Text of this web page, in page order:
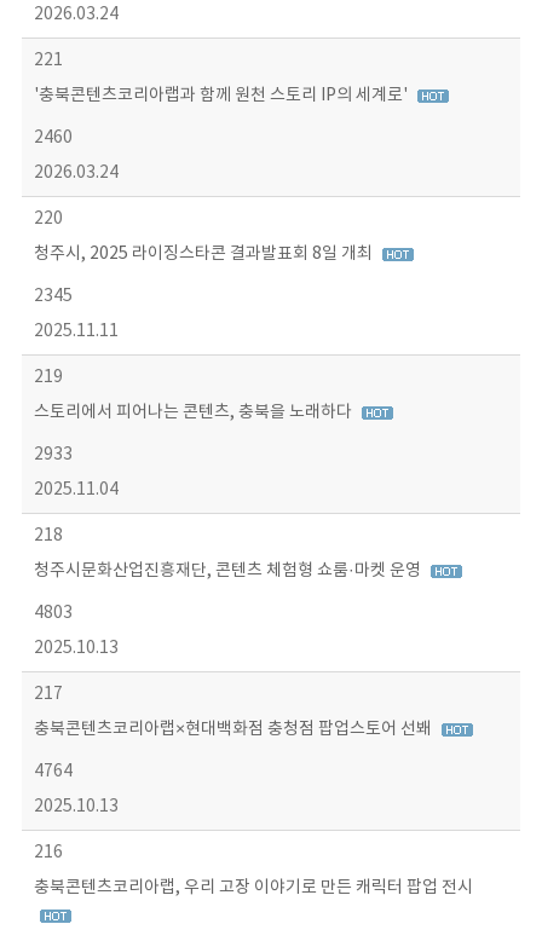
2026.03.24
221
'충북콘텐츠코리아랩과 함께 원천 스토리 IP의 세계로'
2460
2026.03.24
220
청주시, 2025 라이징스타콘 결과발표회 8일 개최
2345
2025.11.11
219
스토리에서 피어나는 콘텐츠, 충북을 노래하다
2933
2025.11.04
218
청주시문화산업진흥재단, 콘텐츠 체험형 쇼룸·마켓 운영
4803
2025.10.13
217
충북콘텐츠코리아랩×현대백화점 충청점 팝업스토어 선봬
4764
2025.10.13
216
충북콘텐츠코리아랩, 우리 고장 이야기로 만든 캐릭터 팝업 전시